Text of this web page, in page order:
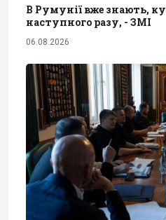
В Румунії вже знають,
наступного разу, - ЗМІ
06.08.2026